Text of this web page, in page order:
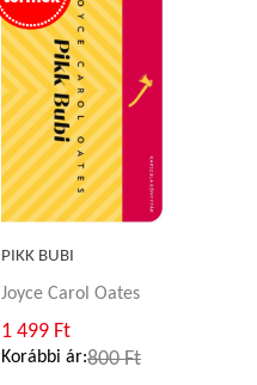
PIKK BUBI
Joyce Carol Oates
1 499 Ft
Korábbi ár:800 Ft